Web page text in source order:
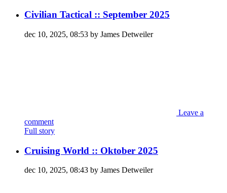
Civilian Tactical :: September 2025
dec 10, 2025, 08:53 by James Detweiler
Leave a
comment
Full story
Cruising World :: Oktober 2025
dec 10, 2025, 08:43 by James Detweiler